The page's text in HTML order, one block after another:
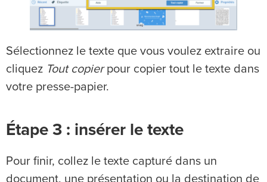
Sélectionnez le texte que vous voulez extraire ou
cliquez Tout copierpour copier tout le texte dans
votre presse-papier.
Étape 3 : insérer le texte
Pour finir, collez le texte capturé dans un
document, une présentation ou la destination de